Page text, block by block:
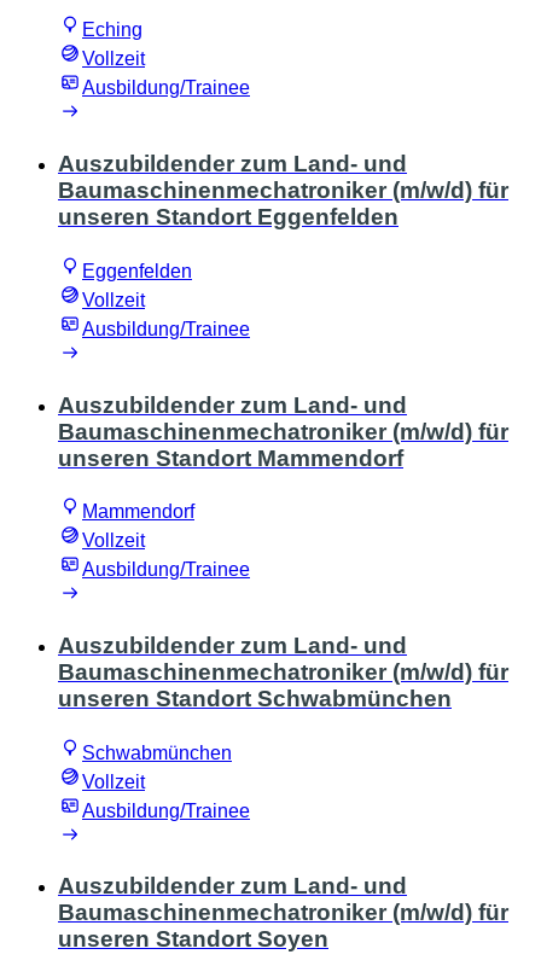
Eching
Vollzeit
Ausbildung/Trainee
Auszubildender zum Land- und
Baumaschinenmechatroniker (m/w/d) für
unseren Standort Eggenfelden
Eggenfelden
Vollzeit
Ausbildung/Trainee
Auszubildender zum Land- und
Baumaschinenmechatroniker (m/w/d) für
unseren Standort Mammendorf
Mammendorf
Vollzeit
Ausbildung/Trainee
Auszubildender zum Land- und
Baumaschinenmechatroniker (m/w/d) für
unseren Standort Schwabmünchen
Schwabmünchen
Vollzeit
Ausbildung/Trainee
Auszubildender zum Land- und
Baumaschinenmechatroniker (m/w/d) für
unseren Standort Soyen